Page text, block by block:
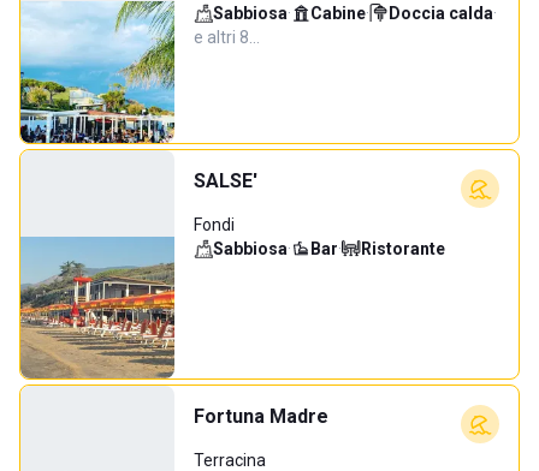
Sabbiosa· Cabine· Doccia calda·
e altri 8…
SALSE'
Fondi
Sabbiosa· Bar· Ristorante
Fortuna Madre
Terracina